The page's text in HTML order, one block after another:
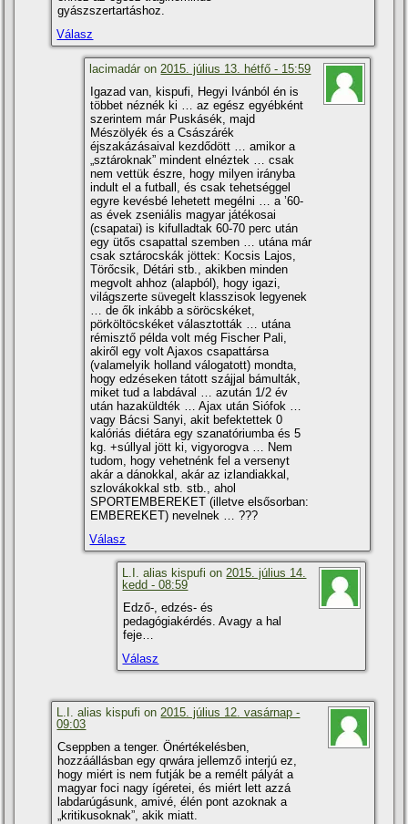
gyászszertartáshoz.
Válasz
lacimadár on 2015. július 13. hétfő - 15:59
Igazad van, kispufi, Hegyi Ivánból én is
többet néznék ki … az egész egyébként
szerintem már Puskásék, majd
Mészölyék és a Császárék
éjszakázásaival kezdődött … amikor a
„sztároknak” mindent elnéztek … csak
nem vettük észre, hogy milyen irányba
indult el a futball, és csak tehetséggel
egyre kevésbé lehetett megélni … a ’60-
as évek zseniális magyar játékosai
(csapatai) is kifulladtak 60-70 perc után
egy ütős csapattal szemben … utána már
csak sztárocskák jöttek: Kocsis Lajos,
Törőcsik, Détári stb., akikben minden
megvolt ahhoz (alapból), hogy igazi,
világszerte süvegelt klasszisok legyenek
… de ők inkább a söröcskéket,
pörköltöcskéket választották … utána
rémisztő példa volt még Fischer Pali,
akiről egy volt Ajaxos csapattársa
(valamelyik holland válogatott) mondta,
hogy edzéseken tátott szájjal bámulták,
miket tud a labdával … azután 1/2 év
után hazaküldték … Ajax után Siófok …
vagy Bácsi Sanyi, akit befektettek 0
kalóriás diétára egy szanatóriumba és 5
kg. +súllyal jött ki, vigyorogva … Nem
tudom, hogy vehetnénk fel a versenyt
akár a dánokkal, akár az izlandiakkal,
szlovákokkal stb. stb., ahol
SPORTEMBEREKET (illetve elsősorban:
EMBEREKET) nevelnek … ???
Válasz
L.I. alias kispufi on2015. július 14.
kedd - 08:59
Edző-, edzés- és
pedagógiakérdés. Avagy a hal
feje…
Válasz
L.I. alias kispufi on2015. július 12. vasárnap -
09:03
Cseppben a tenger. Önértékelésben,
hozzáállásban egy qrwára jellemző interjú ez,
hogy miért is nem futják be a remélt pályát a
magyar foci nagy í­géretei, és miért lett azzá
labdarúgásunk, amivé, élén pont azoknak a
„kritikusoknak”, akik miatt.